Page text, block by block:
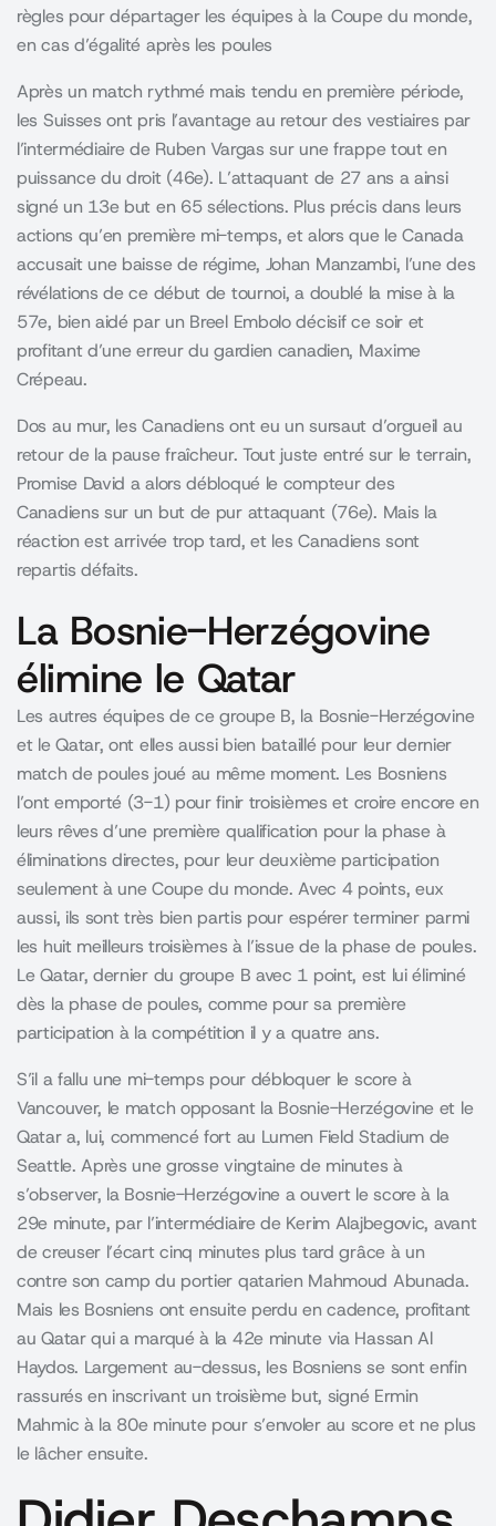
règles pour départager les équipes à la Coupe du monde,
en cas d’égalité après les poules
Après un match rythmé mais tendu en première période,
les Suisses ont pris l’avantage au retour des vestiaires par
l’intermédiaire de Ruben Vargas sur une frappe tout en
puissance du droit (46e). L’attaquant de 27 ans a ainsi
signé un 13e but en 65 sélections. Plus précis dans leurs
actions qu’en première mi-temps, et alors que le Canada
accusait une baisse de régime, Johan Manzambi, l’une des
révélations de ce début de tournoi, a doublé la mise à la
57e, bien aidé par un Breel Embolo décisif ce soir et
profitant d’une erreur du gardien canadien, Maxime
Crépeau.
Dos au mur, les Canadiens ont eu un sursaut d’orgueil au
retour de la pause fraîcheur. Tout juste entré sur le terrain,
Promise David a alors débloqué le compteur des
Canadiens sur un but de pur attaquant (76e). Mais la
réaction est arrivée trop tard, et les Canadiens sont
repartis défaits.
La Bosnie-Herzégovine
élimine le Qatar
Les autres équipes de ce groupe B, la Bosnie-Herzégovine
et le Qatar, ont elles aussi bien bataillé pour leur dernier
match de poules joué au même moment. Les Bosniens
l’ont emporté (3-1) pour finir troisièmes et croire encore en
leurs rêves d’une première qualification pour la phase à
éliminations directes, pour leur deuxième participation
seulement à une Coupe du monde. Avec 4 points, eux
aussi, ils sont très bien partis pour espérer terminer parmi
les huit meilleurs troisièmes à l’issue de la phase de poules.
Le Qatar, dernier du groupe B avec 1 point, est lui éliminé
dès la phase de poules, comme pour sa première
participation à la compétition il y a quatre ans.
S’il a fallu une mi-temps pour débloquer le score à
Vancouver, le match opposant la Bosnie-Herzégovine et le
Qatar a, lui, commencé fort au Lumen Field Stadium de
Seattle. Après une grosse vingtaine de minutes à
s’observer, la Bosnie-Herzégovine a ouvert le score à la
29e minute, par l’intermédiaire de Kerim Alajbegovic, avant
de creuser l’écart cinq minutes plus tard grâce à un
contre son camp du portier qatarien Mahmoud Abunada.
Mais les Bosniens ont ensuite perdu en cadence, profitant
au Qatar qui a marqué à la 42e minute via Hassan Al
Haydos. Largement au-dessus, les Bosniens se sont enfin
rassurés en inscrivant un troisième but, signé Ermin
Mahmic à la 80e minute pour s’envoler au score et ne plus
le lâcher ensuite.